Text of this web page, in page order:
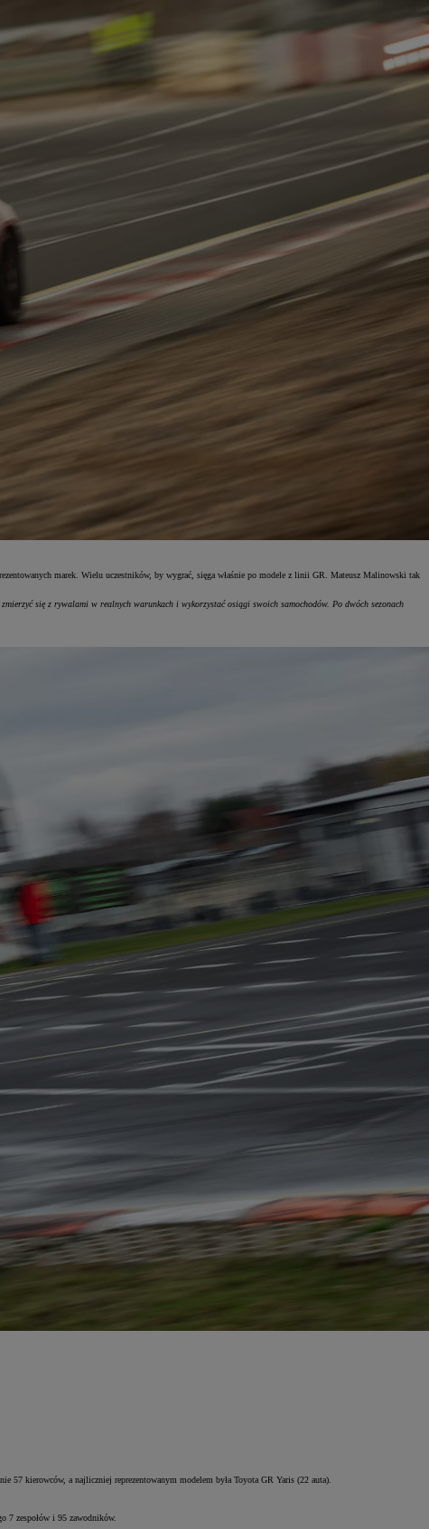
marek. Wielu uczestników, by wygrać, sięga właśnie po modele z linii GR. Mateusz Malinowski tak
się z rywalami w realnych warunkach i wykorzystać osiągi swoich samochodów. Po dwóch sezonach
57 kierowców, a najliczniej reprezentowanym modelem była Toyota GR Yaris (22 auta).
7 zespołów i 95 zawodników.